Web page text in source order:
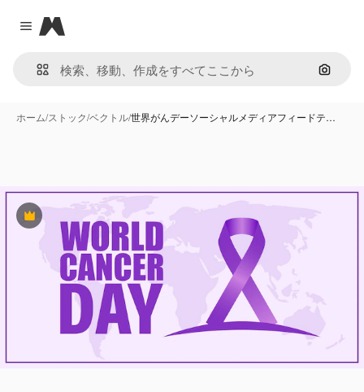
Close menu
Magnific
画像で
ホーム/ストック/ベクトル/世界がんデーソーシャルメディアフィードテ…
Premium